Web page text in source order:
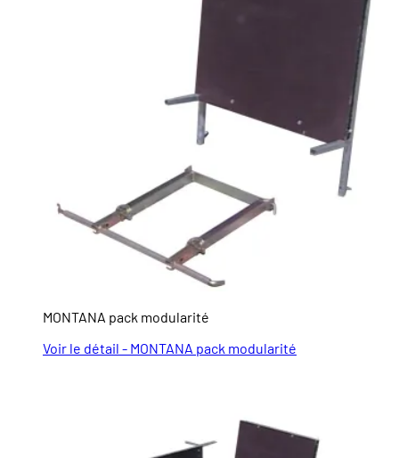
MONTANA pack modularité
Voir le détail - MONTANA pack modularité